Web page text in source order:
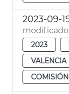
2023-09-
modificado
2023
VALENCIA